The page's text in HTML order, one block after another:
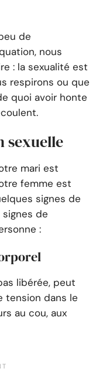
de
nous
: la sexualité est
respirons ou que
quoi avoir honte
sexuelle
mari est
femme est
signes de
de
:
libérée, peut
tension dans le
au cou, aux